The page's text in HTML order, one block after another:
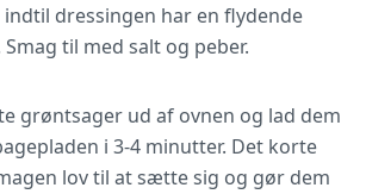
indtil dressingen har en flydende
til med salt og peber.
grøntsager ud af ovnen og lad dem
i 3-4 minutter. Det korte
lov til at sætte sig og gør dem